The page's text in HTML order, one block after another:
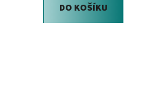
DO KOŠÍKU